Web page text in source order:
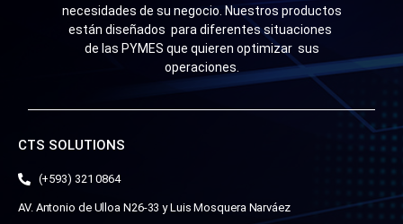
necesidades de su negocio. Nuestros productos
están diseñados para diferentes situaciones
de las PYMES que quieren optimizar sus
operaciones.
CTS SOLUTIONS
(+593) 321 0864
AV. Antonio de Ulloa N26-33 y Luis Mosquera Narváez